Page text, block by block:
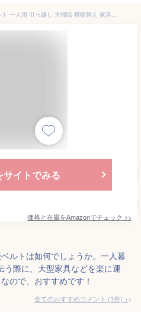
【引っ越し業者推奨】 運搬ベルト 一人用 引っ越し 大掃除 模様替え 家具家電 段ボール キャリーベルト 耐荷重約200kg 2本セット (ブラック)
サイトでみる
価格と在庫をAmazonでチェック >>
ルトは如何でしょうか。一人暮
う際に、大型家具などを楽に運
ので、おすすめです！
全てのおすすめコメント (1件) >